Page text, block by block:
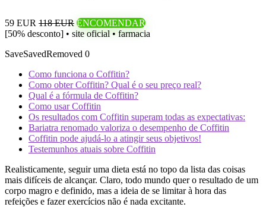
59 EUR 118 EUR ENCOMENDAR
[50% desconto] • site oficial • farmacia
SaveSavedRemoved 0
Como funciona o Coffitin?
Como obter Coffitin? Qual é o seu preço real?
Qual é a fórmula de Coffitin?
Como usar Coffitin
Os resultados com Coffitin superam todas as expectativas:
Bariatra renomado valoriza o desempenho de Coffitin
Coffitin pode ajudá-lo a atingir seus objetivos!
Testemunhos atuais sobre Coffitin
Realisticamente, seguir uma dieta está no topo da lista das coisas
mais difíceis de alcançar. Claro, todo mundo quer o resultado de um
corpo magro e definido, mas a ideia de se limitar à hora das
refeições e fazer exercícios não é nada excitante.